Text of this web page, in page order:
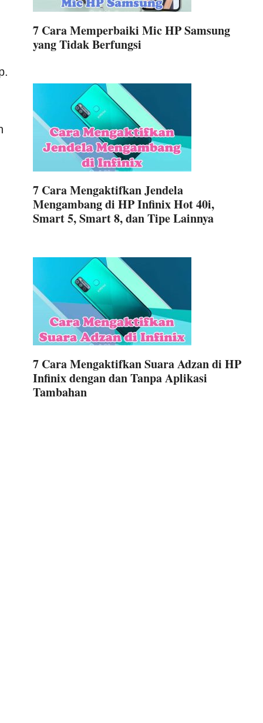
7 Cara Memperbaiki Mic HP Samsung
yang Tidak Berfungsi
7 Cara Mengaktifkan Jendela
Mengambang di HP Infinix Hot 40i,
Smart 5, Smart 8, dan Tipe Lainnya
7 Cara Mengaktifkan Suara Adzan di HP
Infinix dengan dan Tanpa Aplikasi
Tambahan